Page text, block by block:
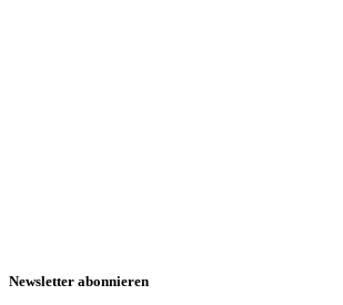
Newsletter abonnieren